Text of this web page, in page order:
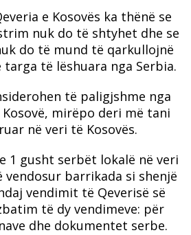
e Kosovës ka thënë se
nuk do të shtyhet dhe se
do të mund të qarkullojnë
të lëshuara nga Serbia.
të paligjshme nga
mirëpo deri më tani
në veri të Kosovës.
1 gusht serbët lokalë në veri
vendosur barrikada si shenjë
vendimit të Qeverisë së
të dy vendimeve: për
dhe dokumentet serbe.